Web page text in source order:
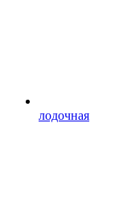
лодочная